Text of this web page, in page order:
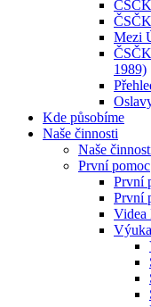
Mezi
1989)
Kde působíme
Naše činnosti
Naše
První pomoc
První
První
Videa